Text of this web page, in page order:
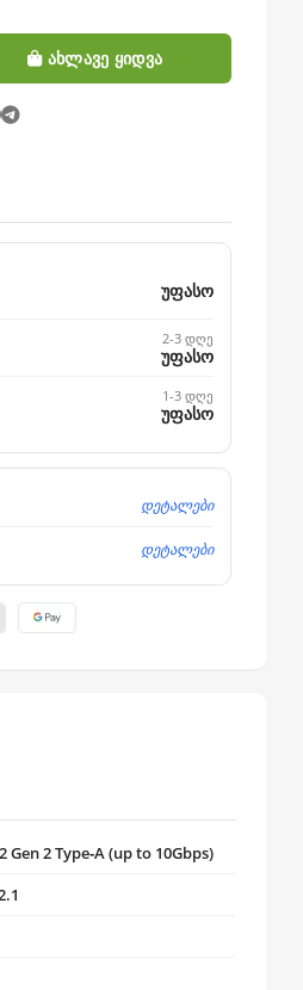
ახლავე ყიდვა
უფასო
2-3 დღე
უფასო
1-3 დღე
უფასო
დეტალები
დეტალები
Gen 2 Type‑A (up to 10Gbps)